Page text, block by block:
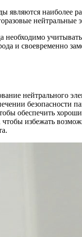
являются наиболее
необходимо
и своевременно
нейтрального
безопасности
обеспечить
чтобы избежать